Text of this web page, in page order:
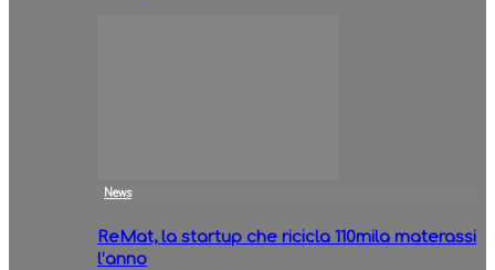
News
ReMat, la startup che ricicla 110mila materassi
l’anno